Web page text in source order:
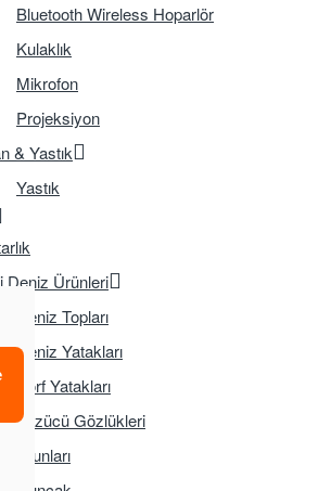
Bluetooth Wireless Hoparlör
Kulaklık
Mikrofon
Projeksiyon
& Yastık
Yastık
Deniz Ürünleri
Deniz Topları
Deniz Yatakları
Sörf Yatakları
Yüzücü Gözlükleri
Oyunları